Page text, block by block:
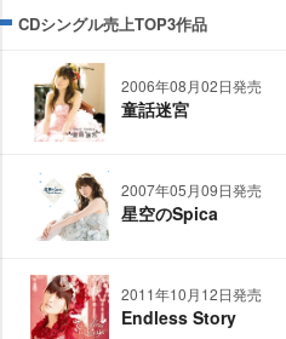
CDシングル売上TOP3作品
2006年08月02日発売
童話迷宮
2007年05月09日発売
星空のSpica
2011年10月12日発売
Endless Story